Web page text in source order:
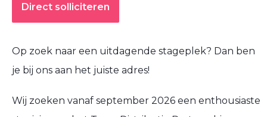
Direct solliciteren
Op zoek naar een uitdagende stageplek? Dan ben
je bij ons aan het juiste adres!
Wij zoeken vanaf september 2026 een enthousiaste